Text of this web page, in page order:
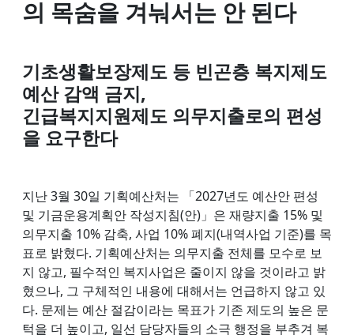
의 목숨을 겨눠서는 안 된다
기초생활보장제도 등 빈곤층 복지제도
예산 감액 금지,
긴급복지지원제도 의무지출로의 편성
을 요구한다
지난 3월 30일 기획예산처는 「2027년도 예산안 편성
및 기금운용계획안 작성지침(안)」은 재량지출 15% 및
의무지출 10% 감축, 사업 10% 폐지(내역사업 기준)를 목
표로 밝혔다. 기획예산처는 의무지출 전체를 모수로 보
지 않고, 필수적인 복지사업은 줄이지 않을 것이라고 밝
혔으나, 그 구체적인 내용에 대해서는 언급하지 않고 있
다. 문제는 예산 절감이라는 목표가 기존 제도의 높은 문
턱을 더 높이고, 일선 담당자들의 소극 행정을 부추겨 복